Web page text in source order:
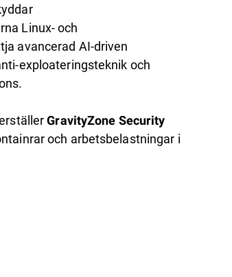
Linux- och
avancerad AI-driven
exploateringsteknik och
GravityZone Security
och arbetsbelastningar i